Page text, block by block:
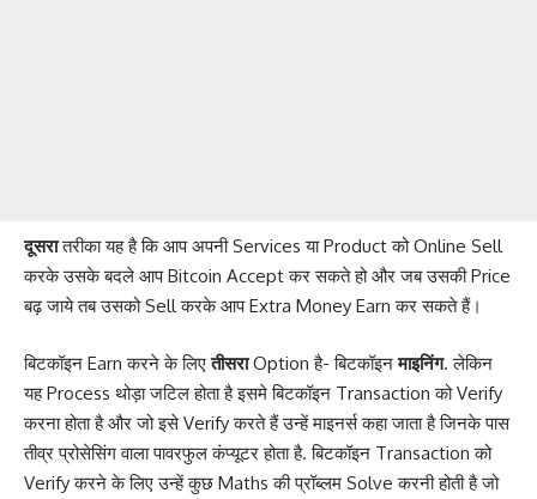
दूसरातरीका यह है कि आप अपनी Services या Product को Online Sell
करके उसके बदले आप Bitcoin Accept कर सकते हो और जब उसकी Price
बढ़ जाये तब उसको Sell करके आप Extra Money Earn कर सकते हैं।
बिटकॉइन Earn करने के लिएतीसराOption है- बिटकॉइनमाइनिंग. लेकिन
यह Process थोड़ा जटिल होता है इसमे बिटकॉइन Transaction को Verify
करना होता है और जो इसे Verify करते हैं उन्हें माइनर्स कहा जाता है जिनके पास
तीव्र प्रोसेसिंग वाला पावरफुल कंप्यूटर होता है. बिटकॉइन Transaction को
Verify करने के लिए उन्हें कुछ Maths की प्रॉब्लम Solve करनी होती है जो